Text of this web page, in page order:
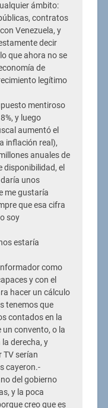
ámbito:
contratos
Venezuela, y
decir
que ahora no se
de
legítimo
mentiroso
y luego
aumentó el
inflación real),
anuales de
disponibilidad, el
unos
me gustaría
que esa cifra
soy
estaría
como
y con el
hacer un cálculo
tenemos que
contados en la
convento, o la
derecha, y
TV serían
cayeron.-
del gobierno
y la poca
creo que es